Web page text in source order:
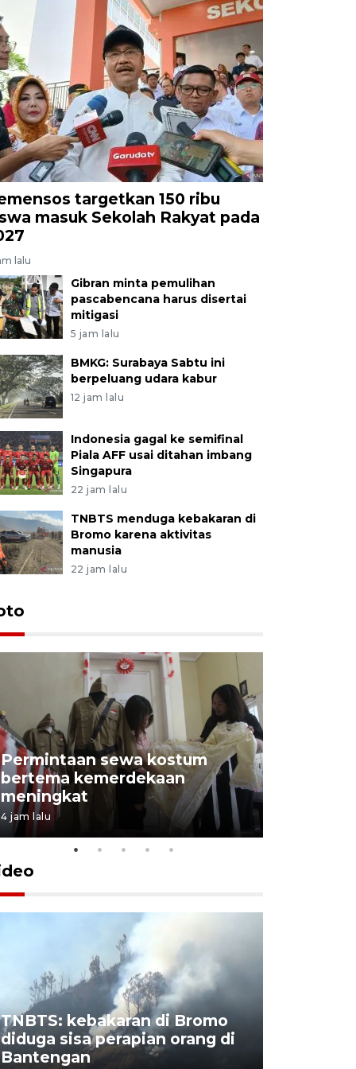
targetkan 150 ribu
masuk Sekolah Rakyat pada
lalu
Gibran minta pemulihan
pascabencana harus disertai
mitigasi
5 jam lalu
BMKG: Surabaya Sabtu ini
berpeluang udara kabur
12 jam lalu
Indonesia gagal ke semifinal
Piala AFF usai ditahan imbang
Singapura
22 jam lalu
TNBTS menduga kebakaran di
Bromo karena aktivitas
manusia
22 jam lalu
Permintaan sewa kostum
bertema kemerdekaan
meningkat
4 jam lalu
TNBTS: kebakaran di Bromo
diduga sisa perapian orang di
Bantengan